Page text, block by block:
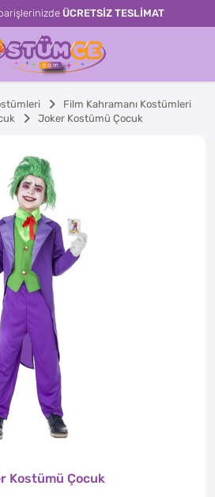
ÜCRETSİZ TESLİMAT
Film Kahramanı Kostümleri
Joker Kostümü Çocuk
Kostümü Çocuk